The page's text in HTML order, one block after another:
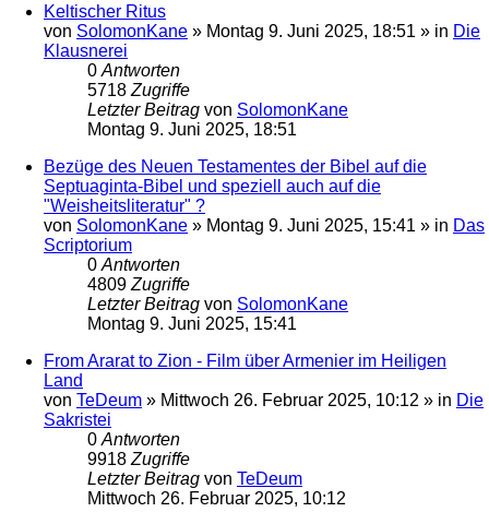
Keltischer Ritus
von SolomonKane » Montag 9. Juni 2025, 18:51 » in Die
Klausnerei
0 Antworten
5718 Zugriffe
Letzter Beitrag von SolomonKane
Montag 9. Juni 2025, 18:51
Bezüge des Neuen Testamentes der Bibel auf die
Septuaginta-Bibel und speziell auch auf die
"Weisheitsliteratur" ?
von SolomonKane » Montag 9. Juni 2025, 15:41 » in Das
Scriptorium
0 Antworten
4809 Zugriffe
Letzter Beitrag von SolomonKane
Montag 9. Juni 2025, 15:41
From Ararat to Zion - Film über Armenier im Heiligen
Land
von TeDeum » Mittwoch 26. Februar 2025, 10:12 » in Die
Sakristei
0 Antworten
9918 Zugriffe
Letzter Beitrag von TeDeum
Mittwoch 26. Februar 2025, 10:12